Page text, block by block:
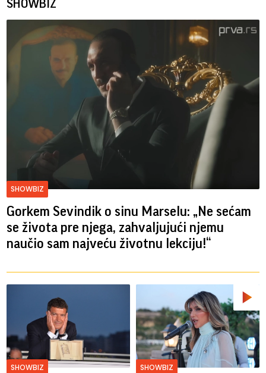
SHOWBIZ
SHOWBIZ
Gorkem Sevindik o sinu Marselu: „Ne sećam
se života pre njega, zahvaljujući njemu
naučio sam najveću životnu lekciju!“
SHOWBIZ SHOWBIZ